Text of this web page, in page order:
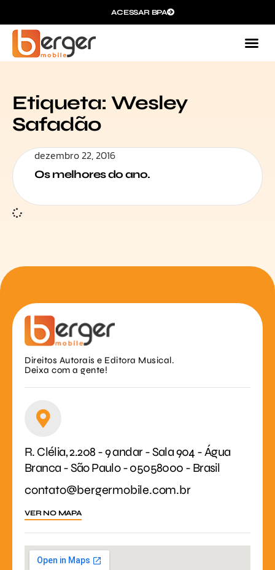
ACESSAR BPA
Etiqueta: Wesley
Safadão
dezembro 22, 2016
Os melhores do ano.
Direitos Autorais e Editora Musical.
Deixa com a gente!
R. Clélia, 2.208 - 9 andar - Sala 904 - Água
Branca - São Paulo - 05058000 - Brasil
contato@bergermobile.com.br
VER NO MAPA